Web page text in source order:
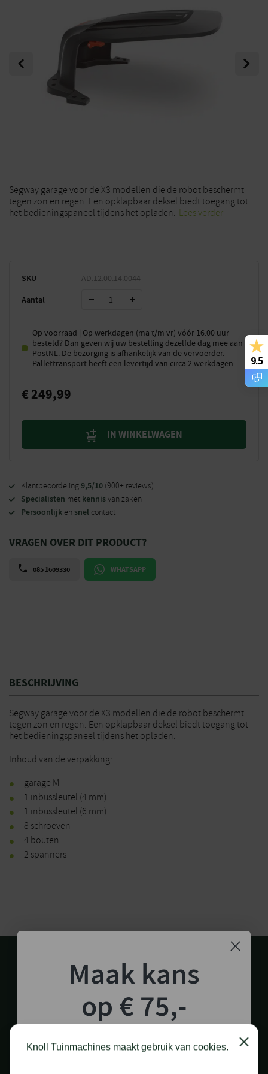
Previous Next
Segway garage voor de X3 modellen die de robot beschermt
tegen zon en regen. Een opklapbaar deksel biedt toegang tot
het bedieningspaneel tijdens het opladen. Lees verder
SKU AD.12.00.14.0044
Aantal
Op voorraad | Op werkdagen (ma t/m vr) vóór 16.00 uur
besteld? Dan geven wij uw bestelling dezelfde dag mee aan
PostNL. De bezorging is afhankelijk van de vervoerder.
Pallettransport heeft een levertijd van circa 2 werkdagen
€ 249,99
IN WINKELWAGEN
Klantbeoordeling9,5/10 (900+ reviews)
Specialisten met kennisvan zaken
Persoonlijk en snel contact
VRAGEN OVER DIT PRODUCT?
085 1609330 WHATSAPP
BESCHRIJVING
Segway garage voor de X3 modellen die de robot beschermt
tegen zon en regen. Een opklapbaar deksel biedt toegang tot
het bedieningspaneel tijdens het opladen.
Inhoud van de verpakking:
garage M
1 inbussleutel (4 mm)
1 inbussleutel (6 mm)
8 schroeven
4 bouten
2 spanners
1.000 M2 SHOWROOM
in Staphorst
9.5
Knoll Tuinmachines maakt gebruik van cookies. Close
Maak kans
op € 75,-
shoptegoed!